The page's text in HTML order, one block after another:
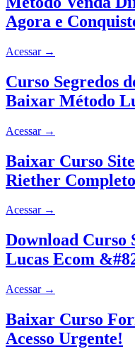
Agora e
Acessar →
Curso Segredos
Baixar Método
Acessar →
Baixar Curso
Riether Completo
Acessar →
Download Curso
Lucas Ecom
Acessar →
Baixar Curso
Acesso Urgente!